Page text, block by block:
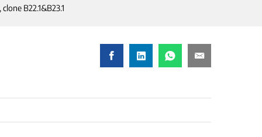
B22.1&B23.1